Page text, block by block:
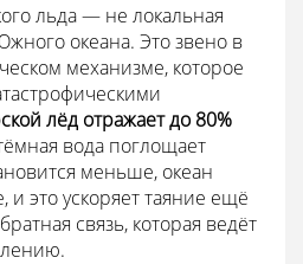
льда — не локальная
океана. Это звено в
механизме, которое
лёд отражает до 80%
вода поглощает
меньше, океан
и это ускоряет таяние ещё
связь, которая ведёт